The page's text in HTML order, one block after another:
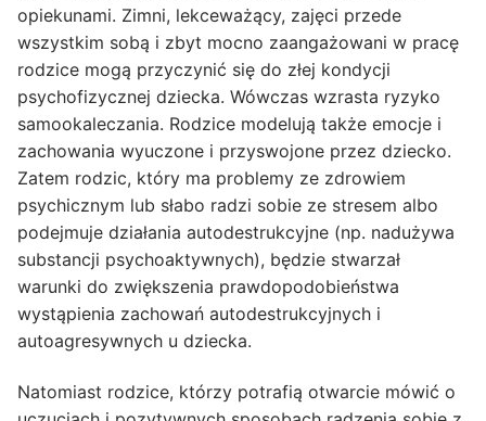
opiekunami. Zimni, lekceważący, zajęci przede
wszystkim sobą i zbyt mocno zaangażowani w pracę
rodzice mogą przyczynić się do złej kondycji
psychofizycznej dziecka. Wówczas wzrasta ryzyko
samookaleczania. Rodzice modelują także emocje i
zachowania wyuczone i przyswojone przez dziecko.
Zatem rodzic, który ma problemy ze zdrowiem
psychicznym lub słabo radzi sobie ze stresem albo
podejmuje działania autodestrukcyjne (np. nadużywa
substancji psychoaktywnych), będzie stwarzał
warunki do zwiększenia prawdopodobieństwa
wystąpienia zachowań autodestrukcyjnych i
autoagresywnych u dziecka.
Natomiast rodzice, którzy potrafią otwarcie mówić o